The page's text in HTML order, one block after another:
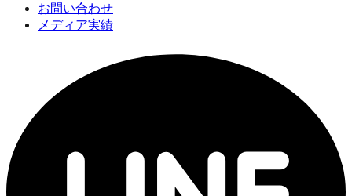
お問い合わせ
メディア実績